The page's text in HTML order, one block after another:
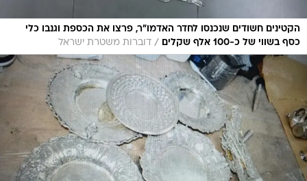
הקטינים חשודים שנכנסו לחדר האדמו"ר, פרצו את הכספת וגנבו כלי
כסף בשווי של כ-100 אלף שקלים
/ דוברות משטרת ישראל